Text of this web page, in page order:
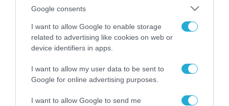
Google consents
I want to allow Google to enable storage
related to advertising like cookies on web or
device identifiers in apps.
I want to allow my user data to be sent to
Google for online advertising purposes.
I want to allow Google to send me
Το χρηματοδοτούμενο
από την ΕΕ έργο “The
Gaming Police”
ενισχύει την ασφάλεια
των παιδιών στο
31.07.2026
ΑΑΔΕ: Διευκρινίσεις
για τα πρόστιμα σε
παραβάσεις που
31.07.2026